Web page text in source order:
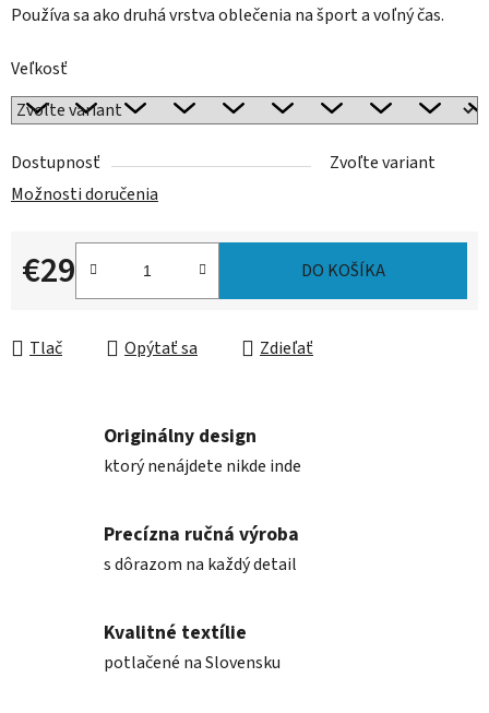
Používa sa ako druhá vrstva oblečenia na šport a voľný čas.
Veľkosť
Dostupnosť
Zvoľte variant
Možnosti doručenia
€29
Jednotková cena:
DO KOŠÍKA
Tlač Opýtať sa Zdieľať
Originálny design
ktorý nenájdete nikde inde
Precízna ručná výroba
s dôrazom na každý detail
Kvalitné textílie
potlačené na Slovensku